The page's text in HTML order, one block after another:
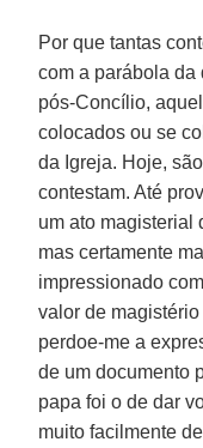
Por que tantas
com a parábola
pós-Concílio,
colocados ou se
da Igreja. Hoje,
contestam. Até
um ato magisterial
mas certamente
impressionado
valor de
perdoe-me a
de um documento
papa foi o de dar
muito facilmente